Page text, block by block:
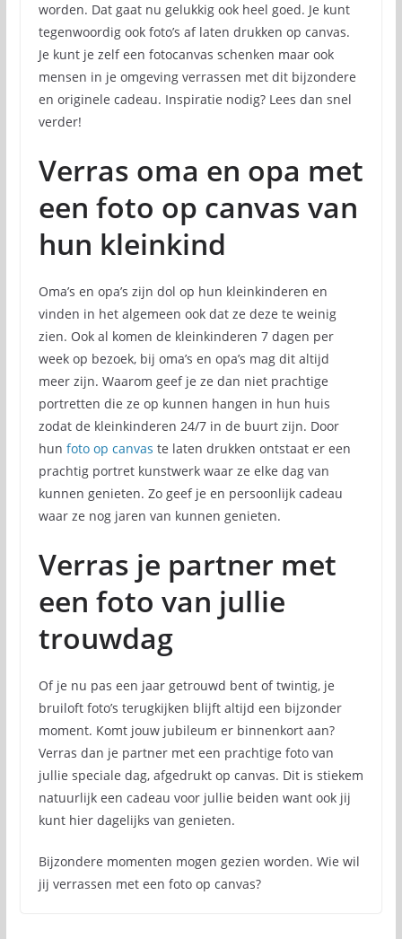
worden. Dat gaat nu gelukkig ook heel goed. Je kunt
tegenwoordig ook foto’s af laten drukken op canvas.
Je kunt je zelf een fotocanvas schenken maar ook
mensen in je omgeving verrassen met dit bijzondere
en originele cadeau. Inspiratie nodig? Lees dan snel
verder!
Verras oma en opa met
een foto op canvas van
hun kleinkind
Oma’s en opa’s zijn dol op hun kleinkinderen en
vinden in het algemeen ook dat ze deze te weinig
zien. Ook al komen de kleinkinderen 7 dagen per
week op bezoek, bij oma’s en opa’s mag dit altijd
meer zijn. Waarom geef je ze dan niet prachtige
portretten die ze op kunnen hangen in hun huis
zodat de kleinkinderen 24/7 in de buurt zijn. Door
hun foto op canvas te laten drukken ontstaat er een
prachtig portret kunstwerk waar ze elke dag van
kunnen genieten. Zo geef je en persoonlijk cadeau
waar ze nog jaren van kunnen genieten.
Verras je partner met
een foto van jullie
trouwdag
Of je nu pas een jaar getrouwd bent of twintig, je
bruiloft foto’s terugkijken blijft altijd een bijzonder
moment. Komt jouw jubileum er binnenkort aan?
Verras dan je partner met een prachtige foto van
jullie speciale dag, afgedrukt op canvas. Dit is stiekem
natuurlijk een cadeau voor jullie beiden want ook jij
kunt hier dagelijks van genieten.
Bijzondere momenten mogen gezien worden. Wie wil
jij verrassen met een foto op canvas?